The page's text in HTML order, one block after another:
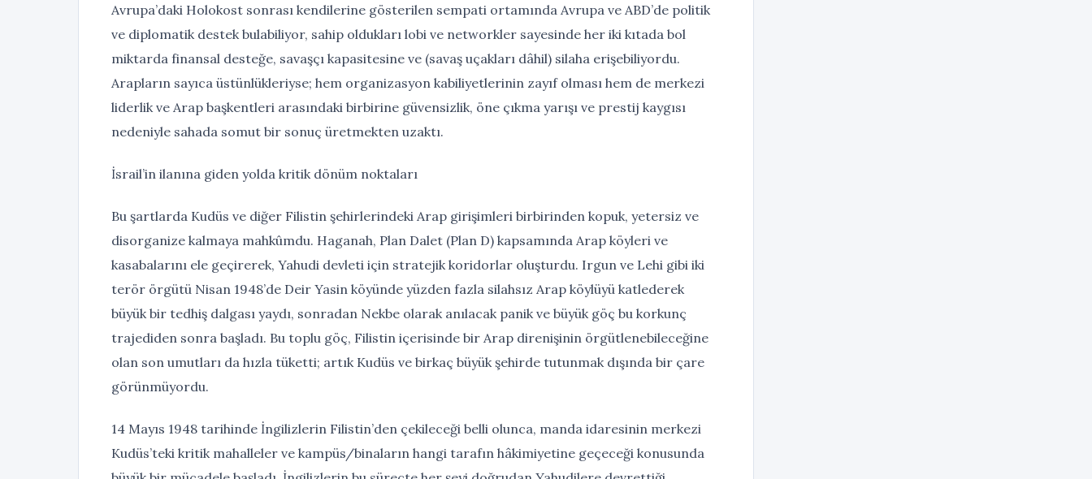
Avrupa’daki Holokost sonrası kendilerine gösterilen sempati ortamında Avrupa ve ABD’de politik
ve diplomatik destek bulabiliyor, sahip oldukları lobi ve networkler sayesinde her iki kıtada bol
miktarda finansal desteğe, savaşçı kapasitesine ve (savaş uçakları dâhil) silaha erişebiliyordu.
Arapların sayıca üstünlükleriyse; hem organizasyon kabiliyetlerinin zayıf olması hem de merkezi
liderlik ve Arap başkentleri arasındaki birbirine güvensizlik, öne çıkma yarışı ve prestij kaygısı
nedeniyle sahada somut bir sonuç üretmekten uzaktı.
İsrail’in ilanına giden yolda kritik dönüm noktaları
Bu şartlarda Kudüs ve diğer Filistin şehirlerindeki Arap girişimleri birbirinden kopuk, yetersiz ve
disorganize kalmaya mahkûmdu. Haganah, Plan Dalet (Plan D) kapsamında Arap köyleri ve
kasabalarını ele geçirerek, Yahudi devleti için stratejik koridorlar oluşturdu. Irgun ve Lehi gibi iki
terör örgütü Nisan 1948’de Deir Yasin köyünde yüzden fazla silahsız Arap köylüyü katlederek
büyük bir tedhiş dalgası yaydı, sonradan Nekbe olarak anılacak panik ve büyük göç bu korkunç
trajediden sonra başladı. Bu toplu göç, Filistin içerisinde bir Arap direnişinin örgütlenebileceğine
olan son umutları da hızla tüketti; artık Kudüs ve birkaç büyük şehirde tutunmak dışında bir çare
görünmüyordu.
14 Mayıs 1948 tarihinde İngilizlerin Filistin’den çekileceği belli olunca, manda idaresinin merkezi
Kudüs’teki kritik mahalleler ve kampüs/binaların hangi tarafın hâkimiyetine geçeceği konusunda